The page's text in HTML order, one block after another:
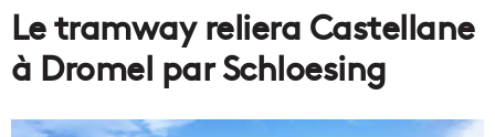
Le tramway reliera Castellane
à Dromel par Schloesing